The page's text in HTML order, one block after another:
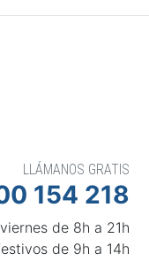
LLÁMANOS GRATIS
154 218
de 8h a 21h
de 9h a 14h